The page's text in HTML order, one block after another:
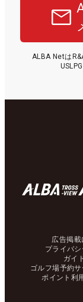
ALBA Netは
広告掲載
プライバ
ガイ
ゴルフ場予約
ポイント利